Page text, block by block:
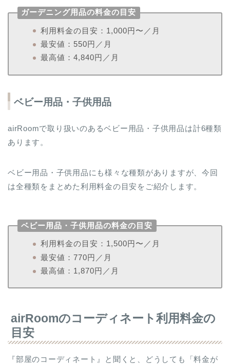
ガーデニング用品の料金の目安
利用料金の目安：1,000円〜／月
最安値：550円／月
最高値：4,840円／月
ベビー用品・子供用品
airRoomで取り扱いのあるベビー用品・子供用品は計6種類
あります。
ベビー用品・子供用品にも様々な種類がありますが、今回
は全種類をまとめた利用料金の目安をご紹介します。
ベビー用品・子供用品の料金の目安
利用料金の目安：1,500円〜／月
最安値：770円／月
最高値：1,870円／月
airRoomのコーディネート利用料金の
目安
『部屋のコーディネート』と聞くと、どうしても「料金が